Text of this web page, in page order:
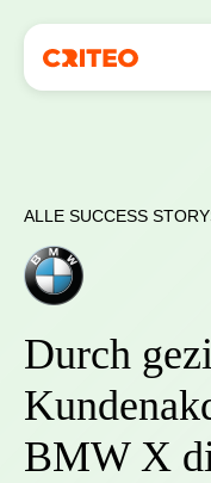
ALLE SUCCESS
Durch
BMW X